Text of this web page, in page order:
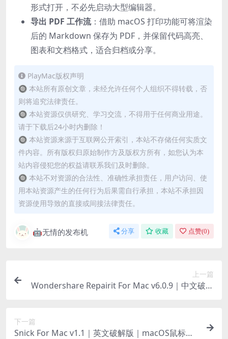
形式打开，不必先启动大型编辑器。
导出 PDF 工作流：借助 macOS 打印功能可将渲染
后的 Markdown 保存为 PDF，并保留代码高亮、
图表和文档格式，适合归档或分享。
PlayMac版权声明
🔘 本站所有原创文章，未经允许任何个人组织不得转载，否
则将追究法律责任。
🔘 本站资源仅供研究、学习交流，不得用于任何商业用途。
请于下载后24小时内删除！
🔘 本站资源来源于互联网公开索引，本站不存储任何实质文
件内容。所有版权归原始制作方及版权方所有，如您认为本
站内容侵犯您的权益请联系我们及时删除。
🔘 本站不对资源的合法性、准确性承担责任，用户访问、使
用本站资源产生的任何行为后果需自行承担，本站不承担因
资源使用导致的直接或间接法律责任。
🤖无情的发布机 分享 收藏 点赞(0)
上一篇
Wondershare Repairit For Mac v6.0.9｜中文破解
下一篇
Snick For Mac v1.1｜英文破解版｜macOS鼠标页